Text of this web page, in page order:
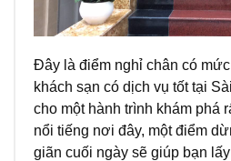
Đây là điểm nghỉ chân có
khách sạn có dịch vụ tốt tại
cho một hành trình khám phá
nổi tiếng nơi đây, một điểm
giãn cuối ngày sẽ giúp bạn